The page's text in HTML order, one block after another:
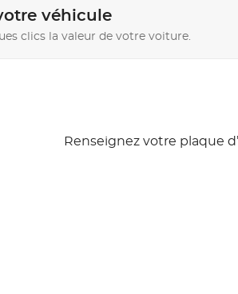
véhicule
clics la valeur de votre voiture.
Renseignez votre plaque